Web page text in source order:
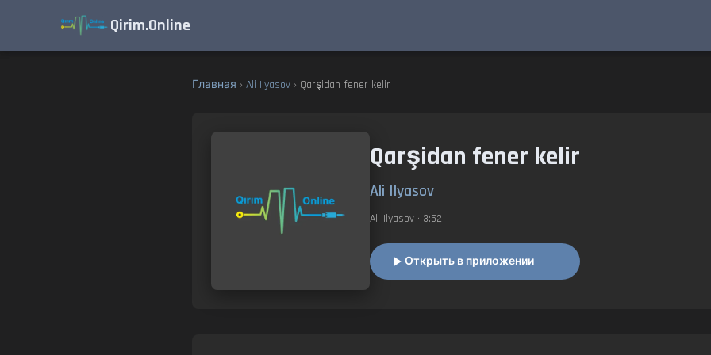
Qirim.Online
Главная › Ali Ilyasov › Qarşidan fener kelir
Qarşidan fener kelir
Ali Ilyasov
Ali Ilyasov • 3:52
Открыть в приложении